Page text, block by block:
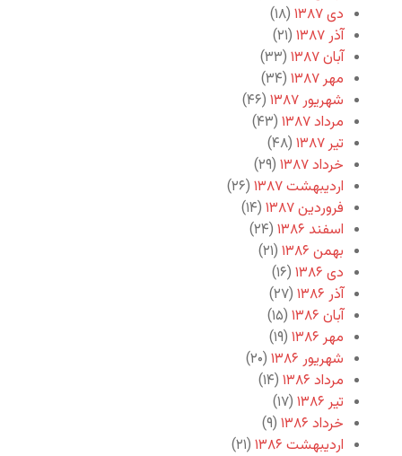
دی ۱۳۸۷
(۱۸)
آذر ۱۳۸۷
(۲۱)
آبان ۱۳۸۷
(۳۳)
مهر ۱۳۸۷
(۳۴)
شهریور ۱۳۸۷
(۴۶)
مرداد ۱۳۸۷
(۴۳)
تیر ۱۳۸۷
(۴۸)
خرداد ۱۳۸۷
(۲۹)
اردیبهشت ۱۳۸۷
(۲۶)
فروردین ۱۳۸۷
(۱۴)
اسفند ۱۳۸۶
(۲۴)
بهمن ۱۳۸۶
(۲۱)
دی ۱۳۸۶
(۱۶)
آذر ۱۳۸۶
(۲۷)
آبان ۱۳۸۶
(۱۵)
مهر ۱۳۸۶
(۱۹)
شهریور ۱۳۸۶
(۲۰)
مرداد ۱۳۸۶
(۱۴)
تیر ۱۳۸۶
(۱۷)
خرداد ۱۳۸۶
(۹)
اردیبهشت ۱۳۸۶
(۲۱)